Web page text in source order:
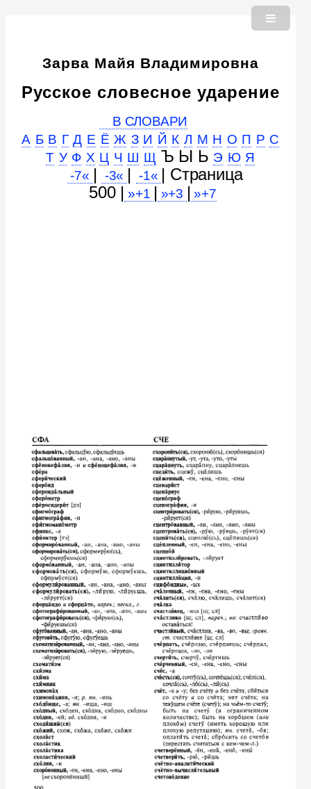
Зарва Майя Владимировна
Русское словесное ударение
В СЛОВАРИ
А Б В Г Д Е Ё Ж З И Й К Л М Н О П Р С
Т У Ф Х Ц Ч Ш Щ Ъ Ы Ь Э Ю Я
-7« | -3« | -1« | Cтраница
500 | »+1 | »+3 | »+7